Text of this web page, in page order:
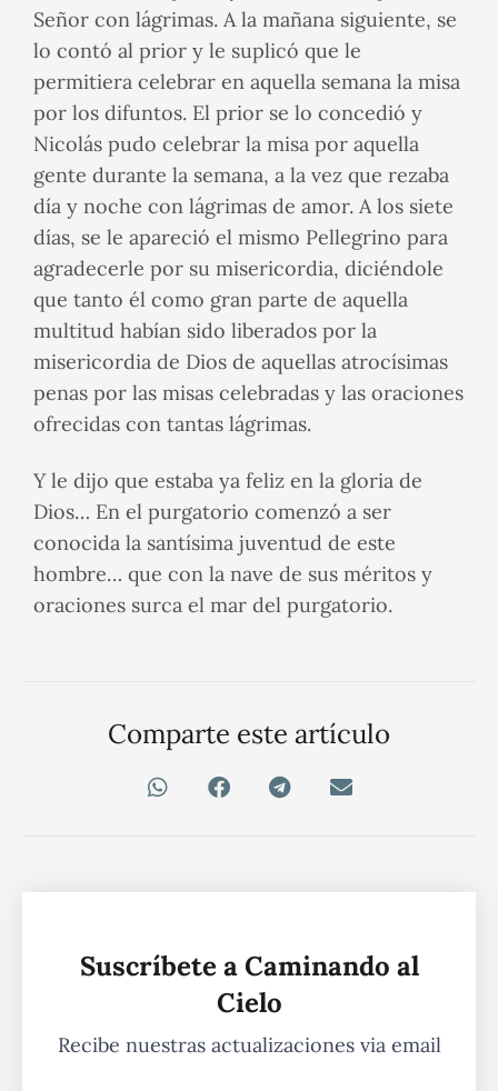
Señor con lágrimas. A la mañana siguiente, se
lo contó al prior y le suplicó que le
permitiera celebrar en aquella semana la misa
por los difuntos. El prior se lo concedió y
Nicolás pudo celebrar la misa por aquella
gente durante la semana, a la vez que rezaba
día y noche con lágrimas de amor. A los siete
días, se le apareció el mismo Pellegrino para
agradecerle por su misericordia, diciéndole
que tanto él como gran parte de aquella
multitud habían sido liberados por la
misericordia de Dios de aquellas atrocísimas
penas por las misas celebradas y las oraciones
ofrecidas con tantas lágrimas.
Y le dijo que estaba ya feliz en la gloria de
Dios… En el purgatorio comenzó a ser
conocida la santísima juventud de este
hombre… que con la nave de sus méritos y
oraciones surca el mar del purgatorio.
Comparte este artículo
Suscríbete a Caminando al
Cielo
Recibe nuestras actualizaciones via email